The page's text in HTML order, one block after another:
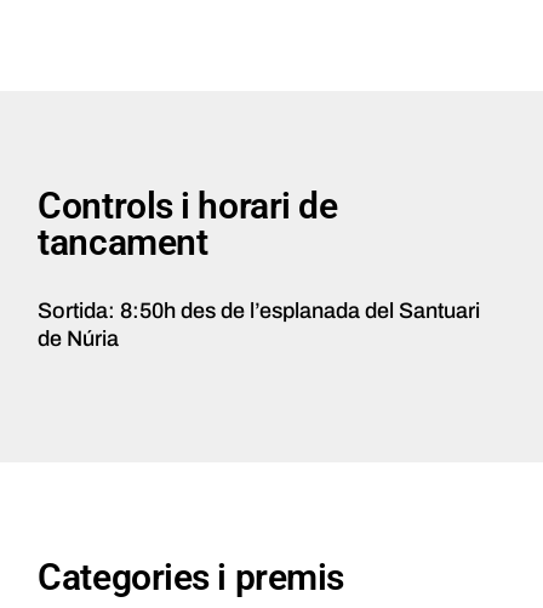
Controls i horari de
tancament
Sortida: 8:50h des de l’esplanada del Santuari
de Núria
Categories i premis